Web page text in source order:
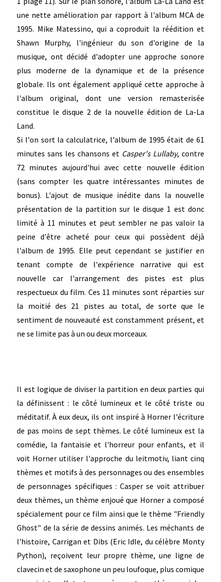
une nette amélioration par rapport à l'album MCA de
1995. Mike Matessino, qui a coproduit la réédition et
Shawn Murphy, l'ingénieur du son d'origine de la
musique, ont décidé d'adopter une approche sonore
plus moderne de la dynamique et de la présence
globale. Ils ont également appliqué cette approche à
l'album original, dont une version remasterisée
constitue le disque 2 de la nouvelle édition de La-La
Land.
Si l'on sort la calculatrice, l'album de 1995 était de 61
minutes sans les chansons et Casper's Lullaby, contre
72 minutes aujourd'hui avec cette nouvelle édition
(sans compter les quatre intéressantes minutes de
bonus). L'ajout de musique inédite dans la nouvelle
présentation de la partition sur le disque 1 est donc
limité à 11 minutes et peut sembler ne pas valoir la
peine d'être acheté pour ceux qui possèdent déjà
l'album de 1995. Elle peut cependant se justifier en
tenant compte de l'expérience narrative qui est
nouvelle car l'arrangement des pistes est plus
respectueux du film. Ces 11 minutes sont réparties sur
la moitié des 21 pistes au total, de sorte que le
sentiment de nouveauté est constamment présent, et
ne se limite pas à un ou deux morceaux.
Il est logique de diviser la partition en deux parties qui
la définissent : le côté lumineux et le côté triste ou
méditatif. À eux deux, ils ont inspiré à Horner l'écriture
de pas moins de sept thèmes. Le côté lumineux est la
comédie, la fantaisie et l'horreur pour enfants, et il
voit Horner utiliser l'approche du leitmotiv, liant cinq
thèmes et motifs à des personnages ou des ensembles
de personnages spécifiques : Casper se voit attribuer
deux thèmes, un thème enjoué que Horner a composé
spécialement pour ce film ainsi que le thème "Friendly
Ghost" de la série de dessins animés. Les méchants de
l'histoire, Carrigan et Dibs (Eric Idle, du célèbre Monty
Python), reçoivent leur propre thème, une ligne de
clavecin et de saxophone un peu loufoque, plus comique